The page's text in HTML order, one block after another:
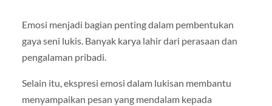
Emosi menjadi bagian penting dalam pembentukan
gaya seni lukis. Banyak karya lahir dari perasaan dan
pengalaman pribadi.
Selain itu, ekspresi emosi dalam lukisan membantu
menyampaikan pesan yang mendalam kepada